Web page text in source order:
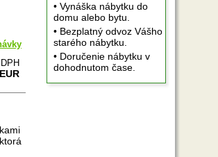
• Vynáška nábytku do
domu alebo bytu.
• Bezplatný odvoz Vášho
starého nábytku.
• Doručenie nábytku v
dohodnutom čase.